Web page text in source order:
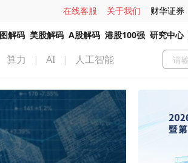
在线客服 关于我们 财华证券
解码 美股解码 A股解码 港股100强 研究中心
算力 | AI | 人工智能